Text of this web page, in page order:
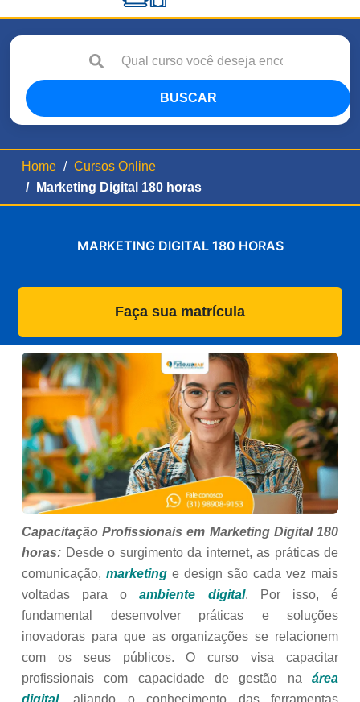
BUSCAR
Home
Cursos Online
Marketing Digital 180 horas
MARKETING DIGITAL 180 HORAS
Faça sua matrícula
Capacitação Profissionais em Marketing Digital 180
horas: Desde o surgimento da internet, as práticas de
comunicação, marketing e design são cada vez mais
voltadas para oambiente digital. Por isso, é
fundamental desenvolver práticas e soluções
inovadoras para que as organizações se relacionem
com os seus públicos. O curso visa capacitar
profissionais com capacidade de gestão na área
digital, aliando o conhecimento das ferramentas